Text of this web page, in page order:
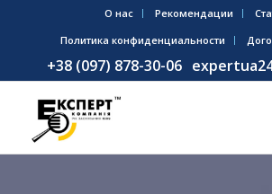
О нас Рекомендации
Политика конфиденциальности
+38 (097) 878-30-06